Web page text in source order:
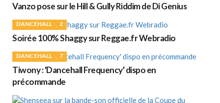
Vanzo pose sur le Hill & Gully Riddim de Di Genius
DANCEHALL 2
Soirée 100% Shaggy sur Reggae.fr Webradio
DANCEHALL 7
Tiwony : 'Dancehall Frequency' dispo en
précommande